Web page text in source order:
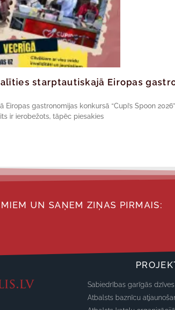
starptautiskajā Eiropas
gastronomijas konkursā “Cupi’s Spoon
ir ierobežots, tāpēc piesakies
UN SAŅEM ZIŅAS PIRMAIS:
Sabiedrības garīgās
Atbalsts baznīcu